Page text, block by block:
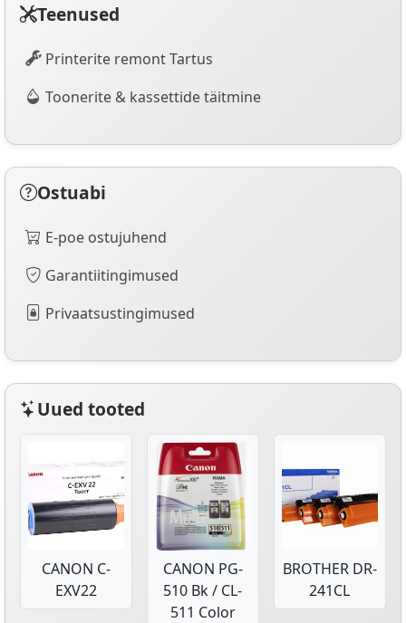
Teenused
Printerite remont Tartus
Toonerite & kassettide täitmine
Ostuabi
E-poe ostujuhend
Garantiitingimused
Privaatsustingimused
Uued tooted
CANON C-
EXV22
CANON PG-
510 Bk / CL-
511 Color
BROTHER DR-
241CL